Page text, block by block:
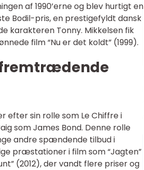
af 1990’erne og blev hurtigt en
Bodil-pris, en prestigefyldt dansk
karakteren Tonny. Mikkelsen fik
film “Nu er det koldt” (1999).
efter sin rolle som Le Chiffre i
som James Bond. Denne rolle
andre spændende tilbud i
præstationer i film som “Jagten”
(2012), der vandt flere priser og